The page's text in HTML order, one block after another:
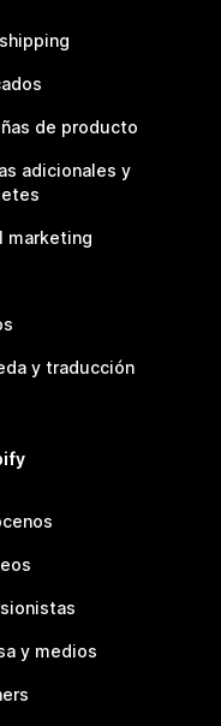
de producto
adicionales y
marketing
y traducción
y medios